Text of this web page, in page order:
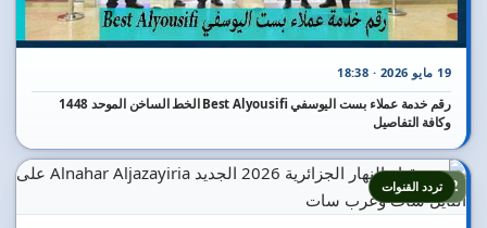
19 مايو 2026 · 18:38
رقم خدمة عملاء بست اليوسفي Best Alyousifi الخط الساخن الموحد 1448
وكافة التفاصيل
12تردد القنوات